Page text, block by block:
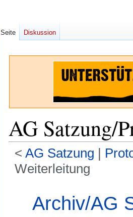
AG Satzung/
< AG Satzung ‎ |
Weiterleitung
Navigation
springen
springenArchiv/AG
Seite Diskussion